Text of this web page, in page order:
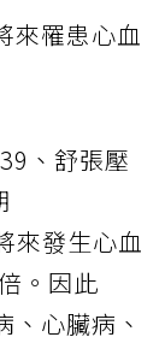
罹患心血
、舒張壓
來發生心血
。因此
心臟病、